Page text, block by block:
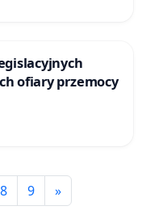
ofiary przemocy
8 9 »